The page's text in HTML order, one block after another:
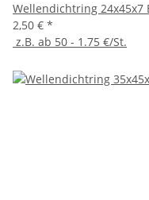
Wellendichtring 24x45x7
2,50 € *
z.B. ab 50 - 1.75 €/St.